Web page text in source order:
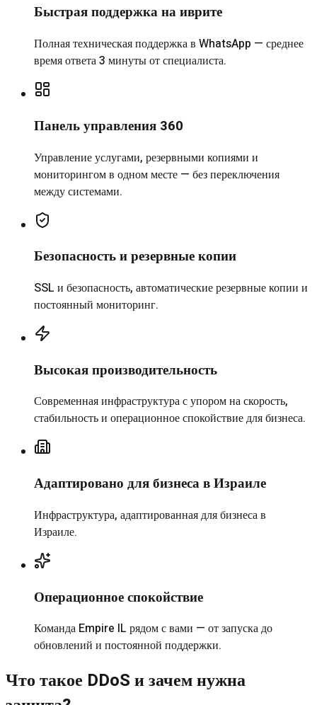
Быстрая поддержка на иврите
Полная техническая поддержка в WhatsApp — среднее
время ответа 3 минуты от специалиста.
Панель управления 360
Управление услугами, резервными копиями и
мониторингом в одном месте — без переключения
между системами.
Безопасность и резервные копии
SSL и безопасность, автоматические резервные копии и
постоянный мониторинг.
Высокая производительность
Современная инфраструктура с упором на скорость,
стабильность и операционное спокойствие для бизнеса.
Адаптировано для бизнеса в Израиле
Инфраструктура, адаптированная для бизнеса в
Израиле.
Операционное спокойствие
Команда Empire IL рядом с вами — от запуска до
обновлений и постоянной поддержки.
Что такое DDoS и зачем нужна